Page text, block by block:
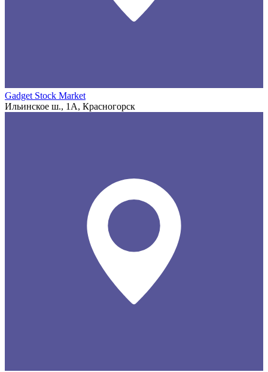
Gadget Stock Market
Ильинское ш., 1А, Красногорск